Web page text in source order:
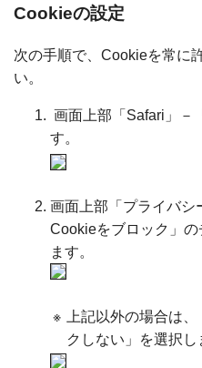
Cookieの設定
次の手順で、Cookieを常に
い。
画面上部「Safari」－
す。
画面上部「プライバシ
Cookieをブロック」
ます。
※
上記以外の場合は
クしない」を選択し